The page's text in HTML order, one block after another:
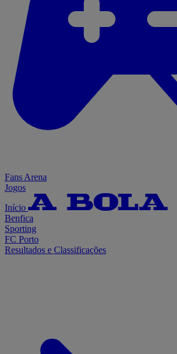
Fans Arena
Jogos
Início
Benfica
Sporting
FC Porto
Resultados e Classificações